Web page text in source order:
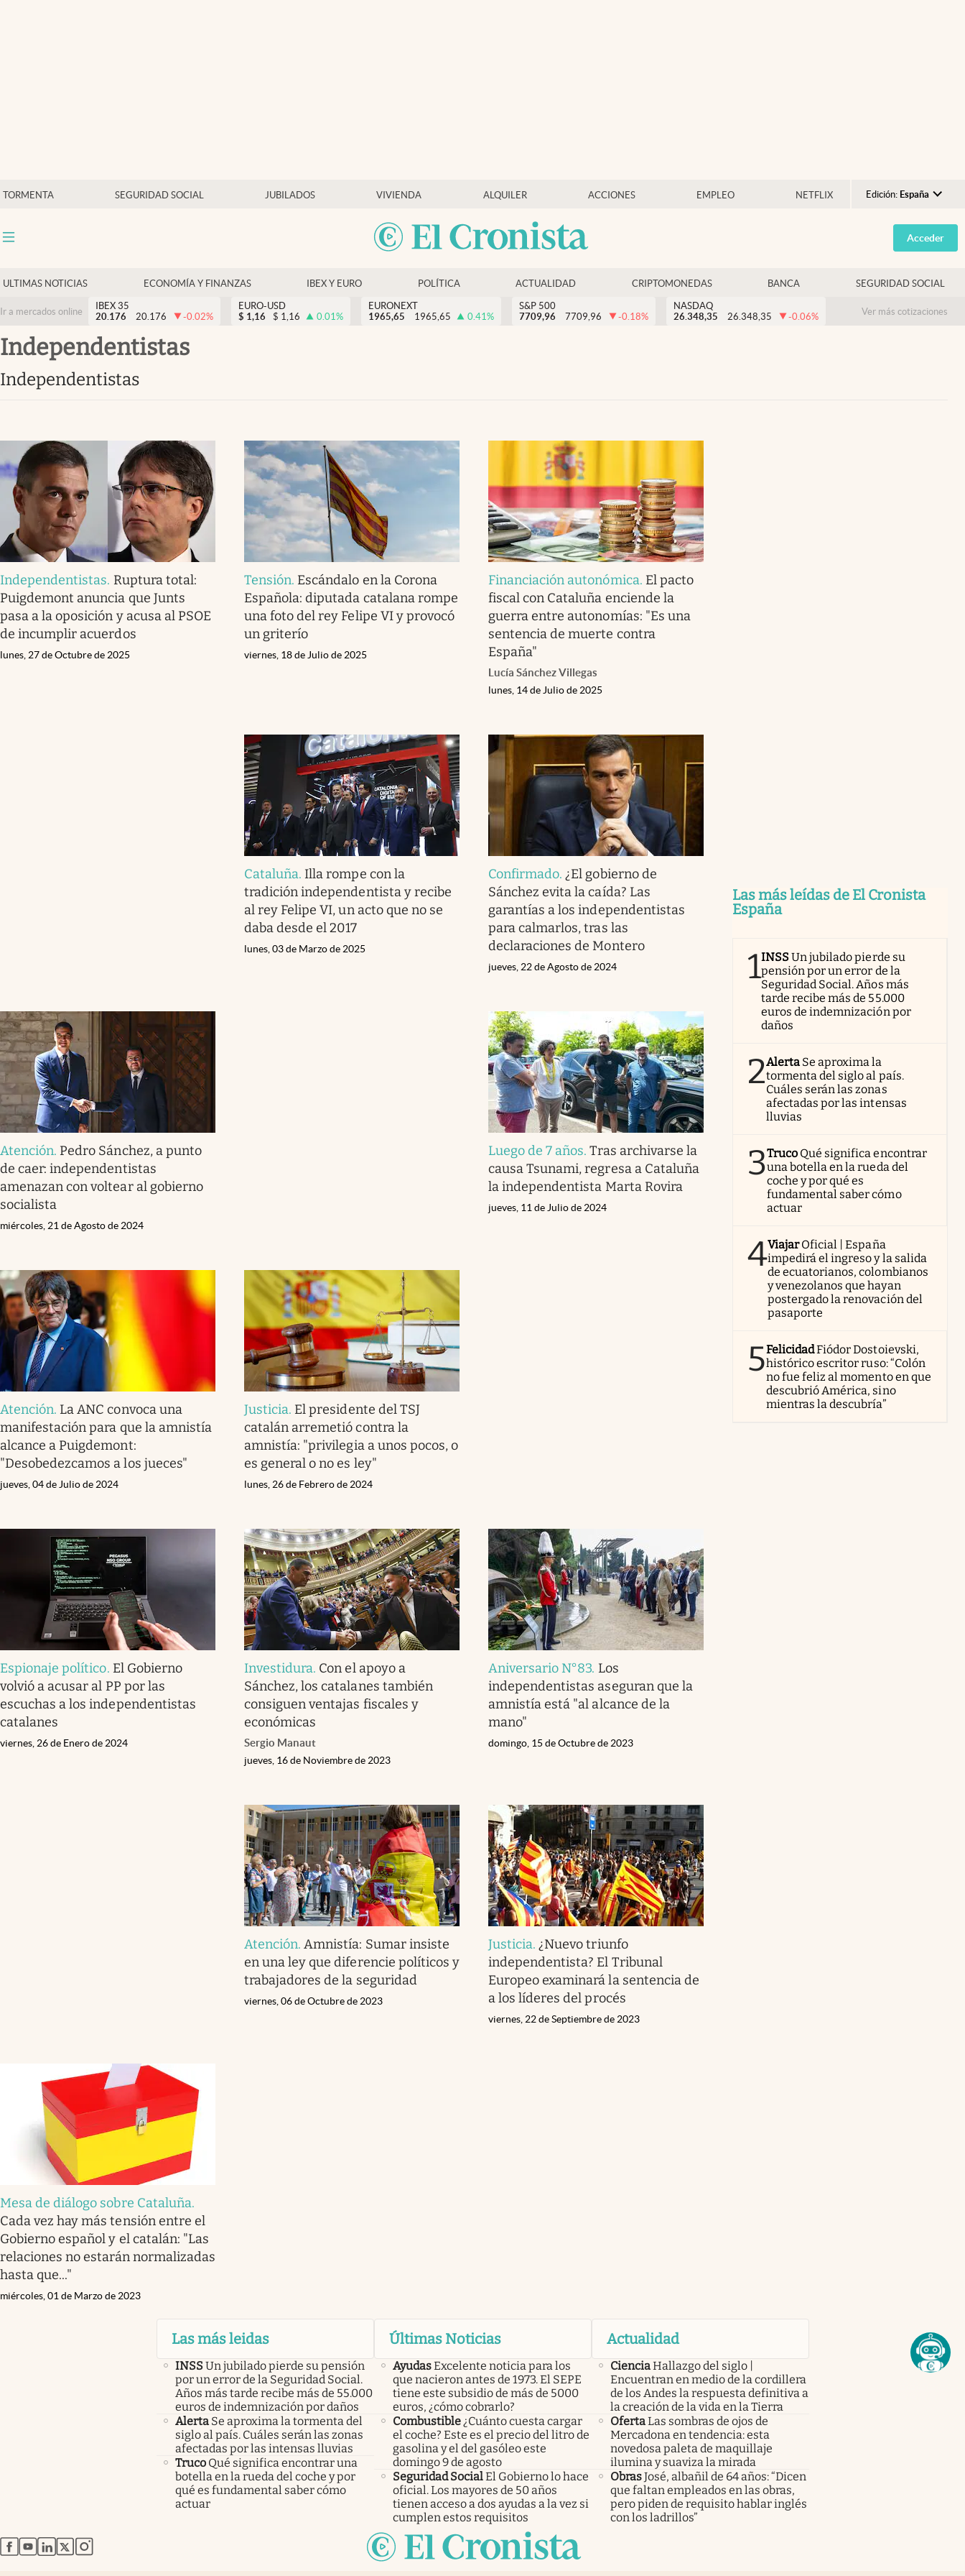
TORMENTA SEGURIDAD SOCIAL JUBILADOS VIVIENDA ALQUILER ACCIONES EMPLEO NETFLIX Edición: España
Argentina
España
USA
Colombia
Acceder
ULTIMAS NOTICIAS ECONOMÍA Y FINANZAS IBEX Y EURO POLÍTICA ACTUALIDAD CRIPTOMONEDAS BANCA SEGURIDAD SOCIAL
Ir a mercados online
IBEX 35
20.176
20.176 -0.02%
EURO-USD
$ 1,16 $ 1,16 0.01%
EURONEXT
1965,65
1965,65 0.41%
S&P 500
7709,96
7709,96 -0.18%
NASDAQ
26.348,35
26.348,35 -0.06% Ver más cotizaciones
independentistas
independentistas
Independentistas. Ruptura total:
Puigdemont anuncia que Junts
pasa a la oposición y acusa al PSOE
de incumplir acuerdos
lunes, 27 de Octubre de 2025
Tensión. Escándalo en la Corona
Española: diputada catalana rompe
una foto del rey Felipe VI y provocó
un griterío
viernes, 18 de Julio de 2025
Financiación autonómica. El pacto
fiscal con Cataluña enciende la
guerra entre autonomías: "Es una
sentencia de muerte contra
España"
Lucía Sánchez Villegas
lunes, 14 de Julio de 2025
Cataluña. Illa rompe con la
tradición independentista y recibe
al rey Felipe VI, un acto que no se
daba desde el 2017
lunes, 03 de Marzo de 2025
Confirmado. ¿El gobierno de
Sánchez evita la caída? Las
garantías a los independentistas
para calmarlos, tras las
declaraciones de Montero
jueves, 22 de Agosto de 2024
Atención. Pedro Sánchez, a punto
de caer: independentistas
amenazan con voltear al gobierno
socialista
miércoles, 21 de Agosto de 2024
Luego de 7 años.Tras archivarse la
causa Tsunami, regresa a Cataluña
la independentista Marta Rovira
jueves, 11 de Julio de 2024
Atención. La ANC convoca una
manifestación para que la amnistía
alcance a Puigdemont:
"Desobedezcamos a los jueces"
jueves, 04 de Julio de 2024
Justicia. El presidente del TSJ
catalán arremetió contra la
amnistía: "privilegia a unos pocos, o
es general o no es ley"
lunes, 26 de Febrero de 2024
Espionaje político. El Gobierno
volvió a acusar al PP por las
escuchas a los independentistas
catalanes
viernes, 26 de Enero de 2024
Investidura. Con el apoyo a
Sánchez, los catalanes también
consiguen ventajas fiscales y
económicas
Sergio Manaut
jueves, 16 de Noviembre de 2023
Aniversario N°83. Los
independentistas aseguran que la
amnistía está "al alcance de la
mano"
domingo, 15 de Octubre de 2023
Atención.Amnistía: Sumar insiste
en una ley que diferencie políticos y
trabajadores de la seguridad
viernes, 06 de Octubre de 2023
Justicia. ¿Nuevo triunfo
independentista? El Tribunal
Europeo examinará la sentencia de
a los líderes del procés
viernes, 22 de Septiembre de 2023
Mesa de diálogo sobre Cataluña.
Cada vez hay más tensión entre el
Gobierno español y el catalán: "Las
relaciones no estarán normalizadas
hasta que..."
miércoles, 01 de Marzo de 2023
Las más leídas de El Cronista
España
1INSSUn jubilado pierde su
pensión por un error de la
Seguridad Social. Años más
tarde recibe más de 55.000
euros de indemnización por
daños
2Alerta Se aproxima la
tormenta del siglo al país.
Cuáles serán las zonas
afectadas por las intensas
lluvias
3Truco Qué significa encontrar
una botella en la rueda del
coche y por qué es
fundamental saber cómo
actuar
4Viajar Oficial | España
impedirá el ingreso y la salida
de ecuatorianos, colombianos
y venezolanos que hayan
postergado la renovación del
pasaporte
5FelicidadFiódor Dostoievski,
histórico escritor ruso: “Colón
no fue feliz al momento en que
descubrió América, sino
mientras la descubría”
Las más leidas
INSSUn jubilado pierde su pensión
por un error de la Seguridad Social.
Años más tarde recibe más de 55.000
euros de indemnización por daños
Alerta Se aproxima la tormenta del
siglo al país. Cuáles serán las zonas
afectadas por las intensas lluvias
Truco Qué significa encontrar una
botella en la rueda del coche y por
qué es fundamental saber cómo
actuar
Últimas Noticias
AyudasExcelente noticia para los
que nacieron antes de 1973. El SEPE
tiene este subsidio de más de 5000
euros, ¿cómo cobrarlo?
Combustible ¿Cuánto cuesta cargar
el coche? Este es el precio del litro de
gasolina y el del gasóleo este
domingo 9 de agosto
Seguridad SocialEl Gobierno lo hace
oficial. Los mayores de 50 años
tienen acceso a dos ayudas a la vez si
cumplen estos requisitos
Actualidad
CienciaHallazgo del siglo |
Encuentran en medio de la cordillera
de los Andes la respuesta definitiva a
la creación de la vida en la Tierra
OfertaLas sombras de ojos de
Mercadona en tendencia: esta
novedosa paleta de maquillaje
ilumina y suaviza la mirada
ObrasJosé, albañil de 64 años: “Dicen
que faltan empleados en las obras,
pero piden de requisito hablar inglés
con los ladrillos”
abre en nueva pestaña
abre en nueva pestaña
abre en nueva pestaña
abre en nueva pestaña
abre en nueva pestaña